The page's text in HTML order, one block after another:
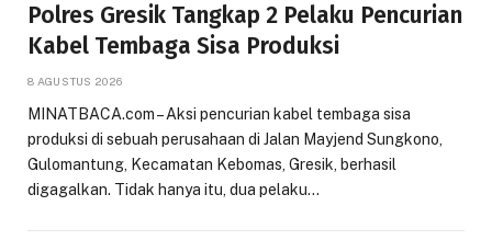
Polres Gresik Tangkap 2 Pelaku Pencurian
Kabel Tembaga Sisa Produksi
8 AGUSTUS 2026
MINATBACA.com – Aksi pencurian kabel tembaga sisa
produksi di sebuah perusahaan di Jalan Mayjend Sungkono,
Gulomantung, Kecamatan Kebomas, Gresik, berhasil
digagalkan. Tidak hanya itu, dua pelaku…